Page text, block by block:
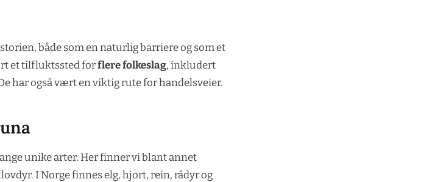
både som en naturlig barriere og som et
et tilfluktssted forflere folkeslag, inkludert
har også vært en viktig rute for handelsveier.
unike arter. Her finner vi blant annet
I Norge finnes elg, hjort, rein, rådyr og